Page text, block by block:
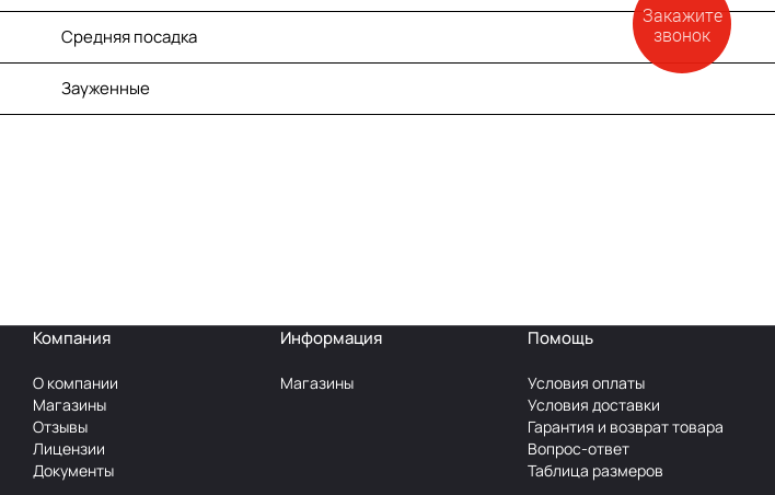
Средняя посадка
Зауженные
Компания
О компании
Магазины
Отзывы
Лицензии
Документы
Информация
Магазины
Помощь
Условия оплаты
Условия доставки
Гарантия и возврат товара
Вопрос-ответ
Таблица размеров
Закажите
звонок